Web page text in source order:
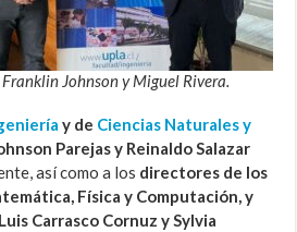
Johnson y Miguel Rivera.
y de Ciencias Naturales y
Parejas y Reinaldo Salazar
así como a los directores de los
Física y Computación, y
Carrasco Cornuz y Sylvia